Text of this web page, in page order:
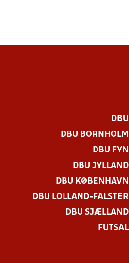
DBU
DBU BORNHOLM
DBU FYN
DBU JYLLAND
DBU KØBENHAVN
DBU LOLLAND-FALSTER
DBU SJÆLLAND
FUTSAL